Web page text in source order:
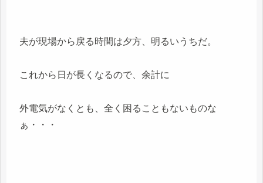
夫が現場から戻る時間は夕方、明るいうちだ。
これから日が長くなるので、余計に
外電気がなくとも、全く困ることもないものな
ぁ・・・